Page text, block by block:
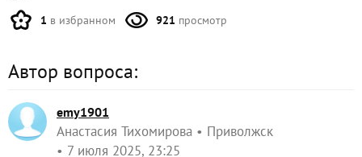
1 в избранном 921 просмотр
Автор вопроса:
emy1901
Анастасия Тихомирова
Приволжск
7 июля 2025, 23:25